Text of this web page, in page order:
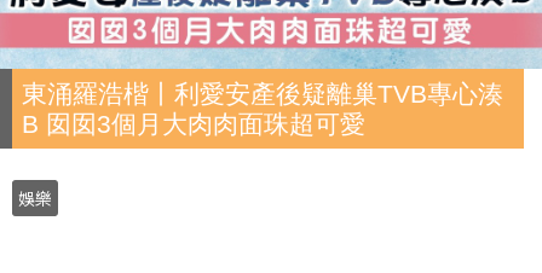
東涌羅浩楷丨利愛安產後疑離巢TVB專心湊
B 囡囡3個月大肉肉面珠超可愛
娛樂